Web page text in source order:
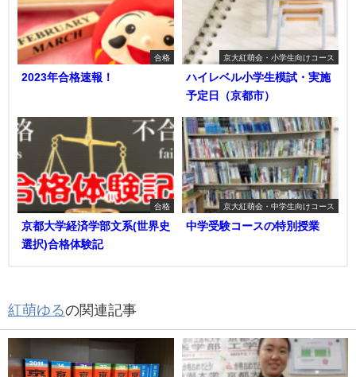
合格
2023年合格速報！
京大紅萌会・小学生向けコース
ハイレベル小学生模試・実施
予定日（京都市）
合格
京都大学経済学部文系(世界史
選択)合格体験記
京大紅萌会・中学生向けコース
中学受験コースの特別授業
紅萌ゆるの関連記事